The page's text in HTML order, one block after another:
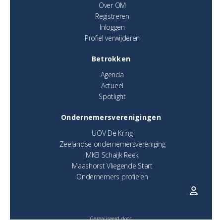
Over OM
Registreren
Inloggen
Profiel verwijderen
Betrokken
Agenda
Actueel
Spotlight
Ondernemersverenigingen
UOV De Kring
Zeelandse ondernemersvereniging
MKB Schaijk Reek
Maashorst Vliegende Start
Ondernemers profielen
Gerealiseerd door